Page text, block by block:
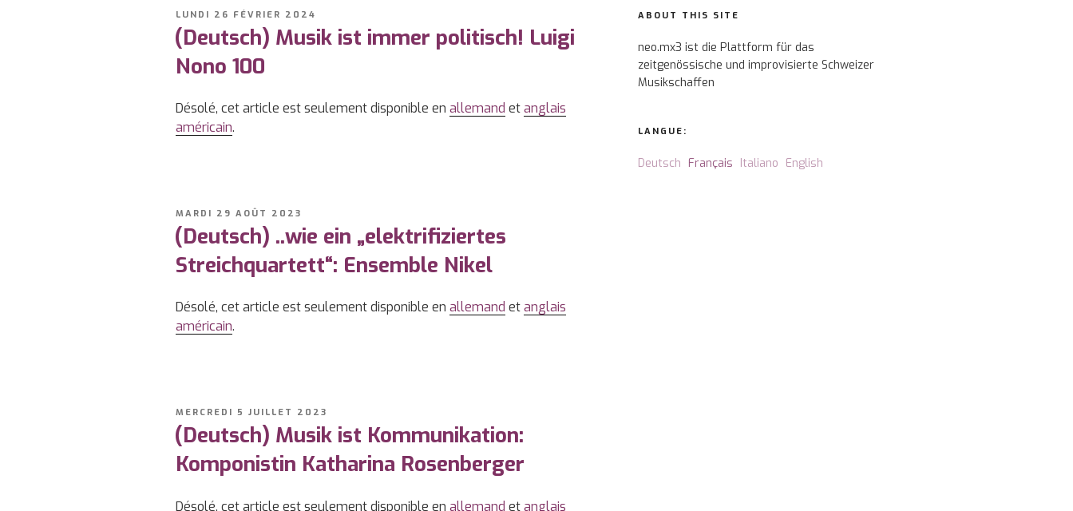
PUBLIÉ
LE
LUNDI 26 FÉVRIER 2024
(Deutsch) Musik ist immer politisch! Luigi
Nono 100
Désolé, cet article est seulement disponible en allemand etanglais
américain.
PUBLIÉ
LE
MARDI 29 AOÛT 2023
(Deutsch) ..wie ein „elektrifiziertes
Streichquartett“: Ensemble Nikel
Désolé, cet article est seulement disponible en allemand etanglais
américain.
PUBLIÉ
LE
MERCREDI 5 JUILLET 2023
(Deutsch) Musik ist Kommunikation:
Komponistin Katharina Rosenberger
Désolé, cet article est seulement disponible en allemand etanglais
ABOUT THIS SITE
neo.mx3 ist die Plattform für das
zeitgenössische und improvisierte Schweizer
Musikschaffen
LANGUE:
Deutsch Français Italiano English